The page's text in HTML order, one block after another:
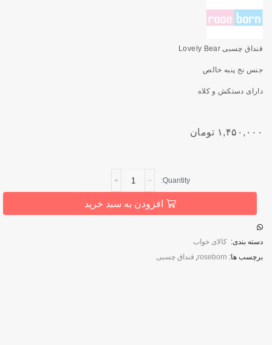
قنداق چسبی Lovely Bear
جنس نخ پنبه خالص
دارای دستکش و کلاه
۱,۴۵۰,۰۰۰ تومان
افزودن به سبد خرید
دسته بندی: کالای خواب
برچسب ها: roseborn قنداق چسبی